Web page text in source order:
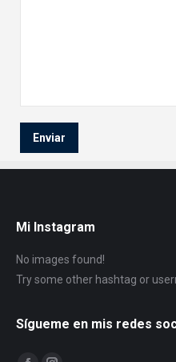
Mi Instagram
No images found!
Try some other hashtag or
Sígueme en mis redes